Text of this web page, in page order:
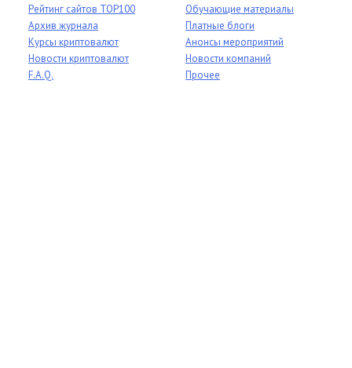
Рейтинг сайтов TOP100
Архив журнала
Курсы криптовалют
Новости криптовалют
F.A.Q.
Обучающие материалы
Платные блоги
Анонсы мероприятий
Новости компаний
Прочее